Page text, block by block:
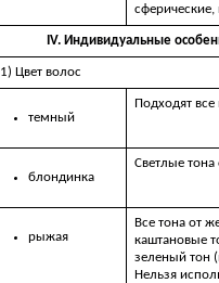
IV. Индивидуальные
1) Цвет волос
темный
Подходят все
блондинка
Светлые
рыжая
Все тона от
каштановые
зеленый тон
Нельзя